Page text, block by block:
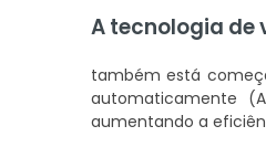
A tecnologia de
também está
automaticamente
aumentando a